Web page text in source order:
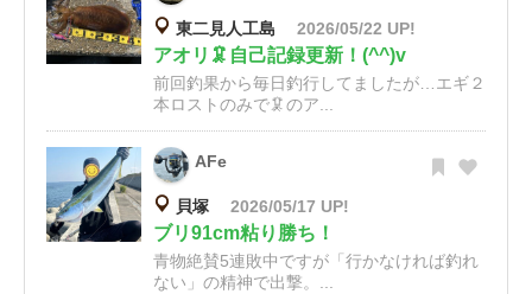
東二見人工島 2026/05/22 UP!
アオリ🦑自己記録更新！(^^)v
前回釣果から毎日釣行してましたが…エギ２
本ロストのみで🦑のア...
AFe
貝塚 2026/05/17 UP!
ブリ91cm粘り勝ち！
青物絶賛5連敗中ですが「行かなければ釣れ
ない」の精神で出撃。...